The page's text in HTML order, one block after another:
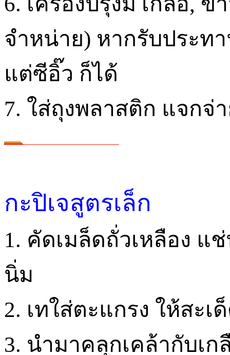
จำหน่าย) หากรับประท
แต่ซีอิ๊ว ก็ได้
7. ใส่ถุงพลาสติก แจกจ่
กะปิเจสูตรเล็ก
1. คัดเมล็ดถั่วเหลือง แ
นิ่ม
2. เทใส่ตะแกรง ให้สะ
3. นำมาคลุกเคล้ากับเก